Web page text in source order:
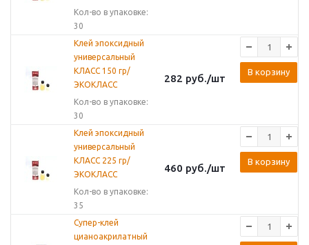
Кол-во в упаковке:
30
Клей эпоксидный
универсальный
КЛАСС 150 гр/
ЭКОКЛАСС
Кол-во в упаковке:
30
282 руб./шт
В корзину
Клей эпоксидный
универсальный
КЛАСС 225 гр/
ЭКОКЛАСС
Кол-во в упаковке:
35
460 руб./шт
В корзину
Супер-клей
цианоакрилатный